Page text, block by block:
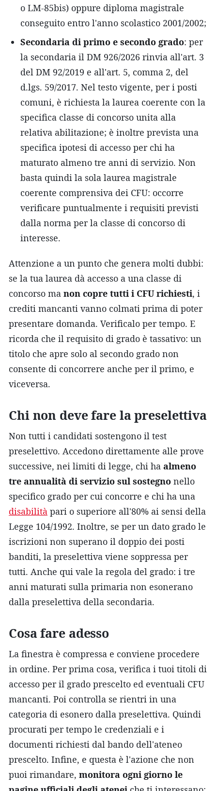
o LM-85bis) oppure diploma magistrale
conseguito entro l'anno scolastico 2001/2002;
Secondaria di primo e secondo grado: per
la secondaria il DM 926/2026 rinvia all'art. 3
del DM 92/2019 e all'art. 5, comma 2, del
d.lgs. 59/2017. Nel testo vigente, per i posti
comuni, è richiesta la laurea coerente con la
specifica classe di concorso unita alla
relativa abilitazione; è inoltre prevista una
specifica ipotesi di accesso per chi ha
maturato almeno tre anni di servizio. Non
basta quindi la sola laurea magistrale
coerente comprensiva dei CFU: occorre
verificare puntualmente i requisiti previsti
dalla norma per la classe di concorso di
interesse.
Attenzione a un punto che genera molti dubbi:
se la tua laurea dà accesso a una classe di
concorso ma non copre tutti i CFU richiesti, i
crediti mancanti vanno colmati prima di poter
presentare domanda. Verificalo per tempo. E
ricorda che il requisito di grado è tassativo: un
titolo che apre solo al secondo grado non
consente di concorrere anche per il primo, e
viceversa.
Chi non deve fare la preselettiva
Non tutti i candidati sostengono il test
preselettivo. Accedono direttamente alle prove
successive, nei limiti di legge, chi ha almeno
tre annualità di servizio sul sostegno nello
specifico grado per cui concorre e chi ha una
disabilità pari o superiore all'80% ai sensi della
Legge 104/1992. Inoltre, se per un dato grado le
iscrizioni non superano il doppio dei posti
banditi, la preselettiva viene soppressa per
tutti. Anche qui vale la regola del grado: i tre
anni maturati sulla primaria non esonerano
dalla preselettiva della secondaria.
Cosa fare adesso
La finestra è compressa e conviene procedere
in ordine. Per prima cosa, verifica i tuoi titoli di
accesso per il grado prescelto ed eventuali CFU
mancanti. Poi controlla se rientri in una
categoria di esonero dalla preselettiva. Quindi
procurati per tempo le credenziali e i
documenti richiesti dal bando dell'ateneo
prescelto. Infine, e questa è l'azione che non
puoi rimandare, monitora ogni giorno le